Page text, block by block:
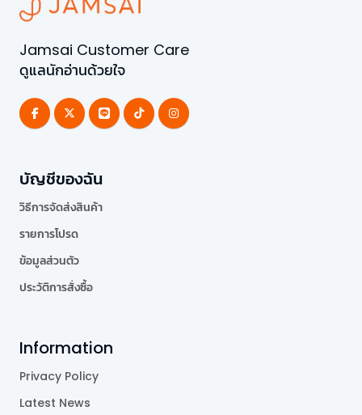
Jamsai Customer Care
ดูแลนักอ่านด้วยใจ
บัญชีของฉัน
วิธีการจัดส่งสินค้า
รายการโปรด
ข้อมูลส่วนตัว
ประวัติการสั่งซื้อ
Information
Privacy Policy
Latest News